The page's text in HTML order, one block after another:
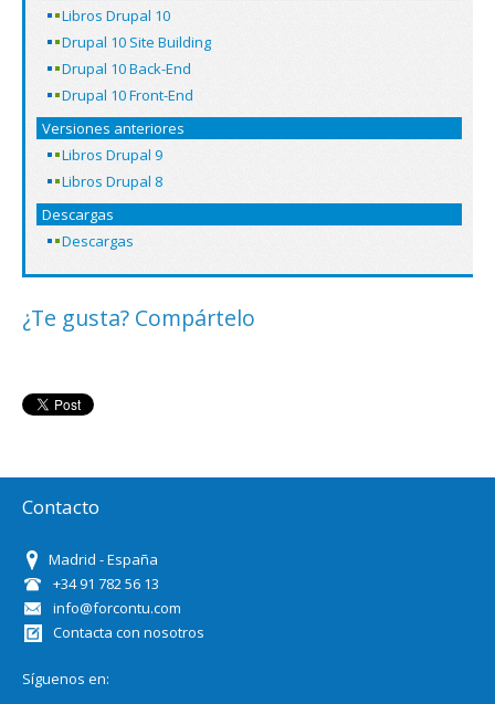
Libros Drupal 10
Drupal 10 Site Building
Drupal 10 Back-End
Drupal 10 Front-End
Versiones anteriores
Libros Drupal 9
Libros Drupal 8
Descargas
Descargas
¿Te gusta? Compártelo
Contacto
Madrid - España
+34 91 782 56 13
info@forcontu.com
Contacta con nosotros
Síguenos en: